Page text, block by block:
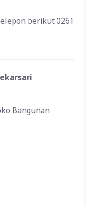
berikut 0261
Bangunan